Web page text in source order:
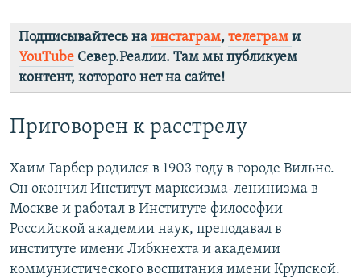
Подписывайтесь на инстаграм, телеграм и
YouTube Север.Реалии. Там мы публикуем
контент, которого нет на сайте!
Приговорен к расстрелу
Хаим Гарбер родился в 1903 году в городе Вильно.
Он окончил Институт марксизма-ленинизма в
Москве и работал в Институте философии
Российской академии наук, преподавал в
институте имени Либкнехта и академии
коммунистического воспитания имени Крупской.